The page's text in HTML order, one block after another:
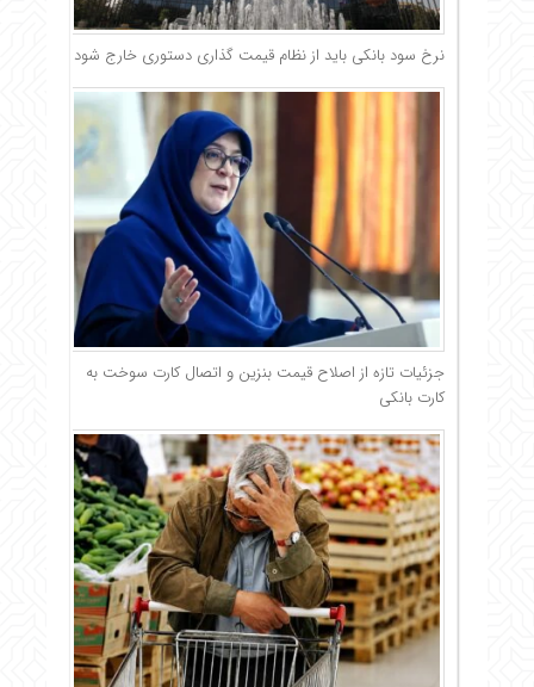
نرخ سود بانکی باید از نظام قیمت گذاری دستوری خارج شود
جزئیات تازه از اصلاح قیمت بنزین و اتصال کارت سوخت به
کارت بانکی